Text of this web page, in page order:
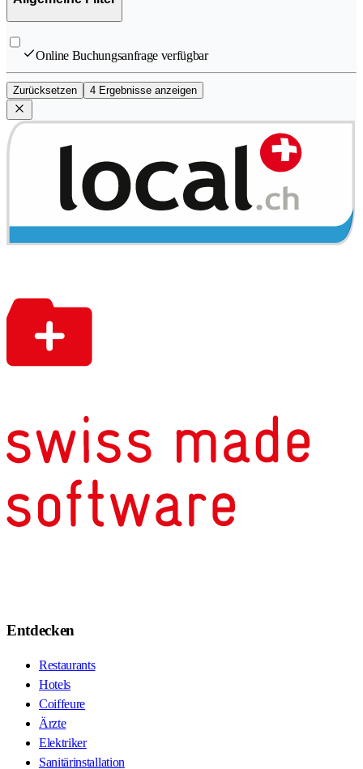
Online Buchungsanfrage verfügbar
Zurücksetzen 4 Ergebnisse anzeigen
Entdecken
Restaurants
Hotels
Coiffeure
Ärzte
Elektriker
Sanitärinstallation